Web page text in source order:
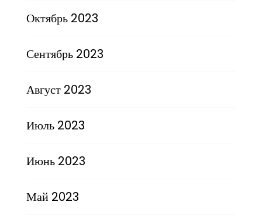
Октябрь 2023
Сентябрь 2023
Август 2023
Июль 2023
Июнь 2023
Май 2023